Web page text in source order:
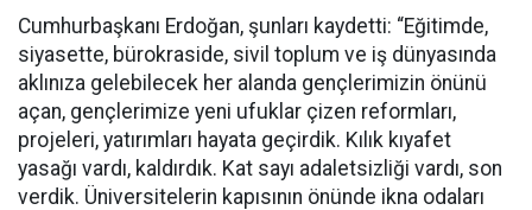
Cumhurbaşkanı Erdoğan, şunları kaydetti: “Eğitimde,
siyasette, bürokraside, sivil toplum ve iş dünyasında
aklınıza gelebilecek her alanda gençlerimizin önünü
açan, gençlerimize yeni ufuklar çizen reformları,
projeleri, yatırımları hayata geçirdik. Kılık kıyafet
yasağı vardı, kaldırdık. Kat sayı adaletsizliği vardı, son
verdik. Üniversitelerin kapısının önünde ikna odaları